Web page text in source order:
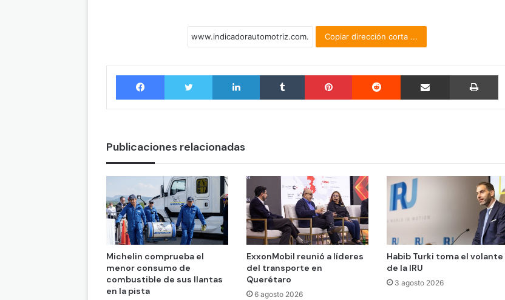
Copiar dirección corta ...
Facebook Twitter LinkedIn Tumblr Pinterest Reddit Compartir por correo electrónico
Publicaciones relacionadas
Michelin comprueba el
menor consumo de
combustible de sus llantas
en la pista
ExxonMobil reunió a líderes
del transporte en
Querétaro
6 agosto 2026
Habib Turki toma el volante
de la IRU
3 agosto 2026